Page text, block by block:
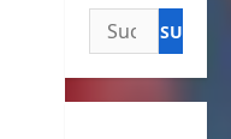
Suchen
nach: